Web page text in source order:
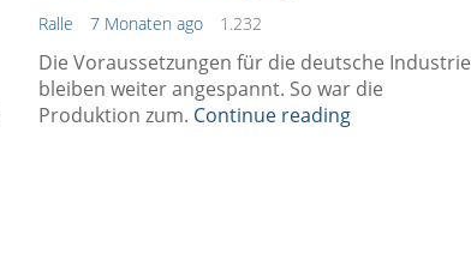
Ralle 7 Monaten ago 1.232
Die Voraussetzungen für die deutsche Industrie
bleiben weiter angespannt. So war die
Produktion zum. Continue reading